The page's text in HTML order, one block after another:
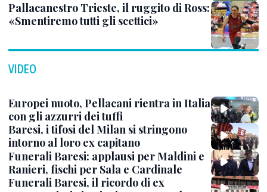
Pallacanestro Trieste, il ruggito di Ross:
«Smentiremo tutti gli scettici»
VIDEO
Europei nuoto, Pellacani rientra in Italia
con gli azzurri dei tuffi
Baresi, i tifosi del Milan si stringono
intorno al loro ex capitano
Funerali Baresi: applausi per Maldini e
Ranieri, fischi per Sala e Cardinale
Funerali Baresi, il ricordo di ex